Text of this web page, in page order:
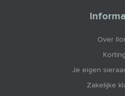
Over
Korting
Je eigen
Zakelijke